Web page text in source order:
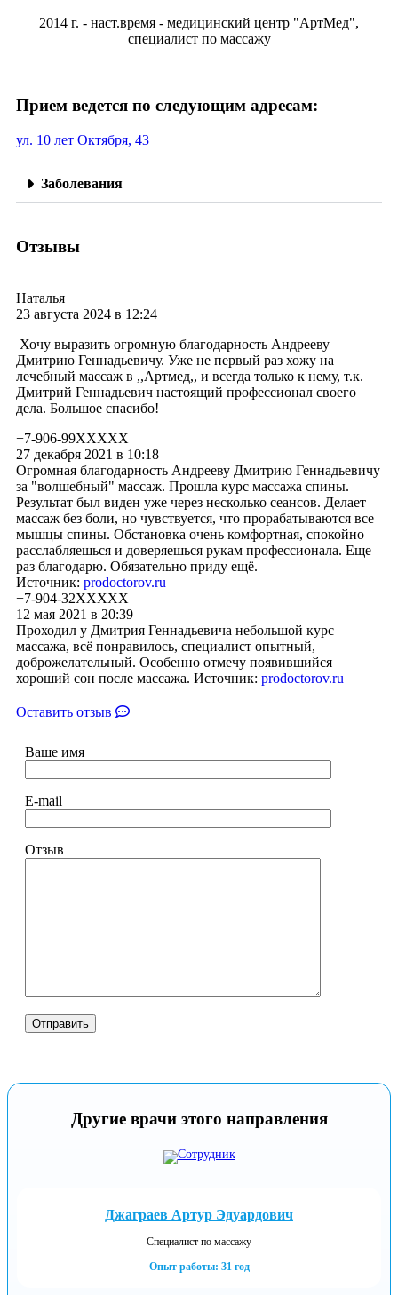
2014 г. - наст.время - медицинский центр "АртМед",
специалист по массажу
Прием ведется по следующим адресам:
ул. 10 лет Октября, 43
Заболевания
Отзывы
Наталья
23 августа 2024 в 12:24
Хочу выразить огромную благодарность Андрееву
Дмитрию Геннадьевичу. Уже не первый раз хожу на
лечебный массаж в ,,Артмед,, и всегда только к нему, т.к.
Дмитрий Геннадьевич настоящий профессионал своего
дела. Большое спасибо!
+7-906-99XXXXX
27 декабря 2021 в 10:18
Огромная благодарность Андрееву Дмитрию Геннадьевичу
за "волшебный" массаж. Прошла курс массажа спины.
Результат был виден уже через несколько сеансов. Делает
массаж без боли, но чувствуется, что прорабатываются все
мышцы спины. Обстановка очень комфортная, спокойно
расслабляешься и доверяешься рукам профессионала. Еще
раз благодарю. Обязательно приду ещё.
Источник: prodoctorov.ru
+7-904-32XXXXX
12 мая 2021 в 20:39
Проходил у Дмитрия Геннадьевича небольшой курс
массажа, всё понравилось, специалист опытный,
доброжелательный. Особенно отмечу появившийся
хороший сон после массажа. Источник: prodoctorov.ru
Оставить отзыв
Ваше имя
E-mail
Отзыв
Другие врачи этого направления
Джаграев Артур Эдуардович
Специалист по массажу
Опыт работы: 31 год